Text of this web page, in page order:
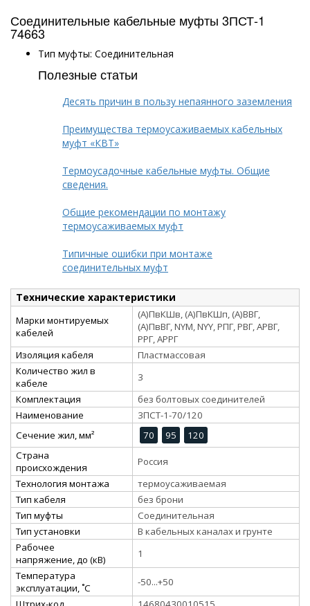
Соединительные кабельные муфты 3ПСТ-1
74663
Тип муфты: Соединительная
Полезные статьи
Десять причин в пользу непаянного заземления
Преимущества термоусаживаемых кабельных
муфт «КВТ»
Термоусадочные кабельные муфты. Общие
сведения.
Общие рекомендации по монтажу
термоусаживаемых муфт
Типичные ошибки при монтаже
соединительных муфт
Технические характеристики
Марки монтируемых
кабелей
(А)ПвКШв, (А)ПвКШп, (А)ВВГ,
(А)ПвВГ, NYM, NYY, РПГ, РВГ, АРВГ,
РРГ, АРРГ
Изоляция кабеля
Пластмассовая
Количество жил в
кабеле
3
Комплектация
без болтовых соединителей
Наименование
3ПСТ-1-70/120
Сечение жил, мм²
70 95
120
Страна
происхождения
Россия
Технология монтажа
термоусаживаемая
Тип кабеля
без брони
Тип муфты
Соединительная
Тип установки
В кабельных каналах и грунте
Рабочее
напряжение, до (кВ)
1
Температура
эксплуатации, ˚С
-50...+50